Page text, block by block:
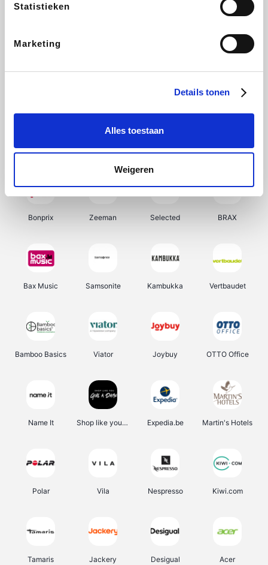
Statistieken
Marketing
Details tonen
Alles toestaan
Weigeren
Ekoi About You
My Jewellery Tennis Point Samsung Delonghi
Bonprix Zeeman Selected BRAX
Bax Music Samsonite Kambukka Vertbaudet
Bamboo Basics Viator Joybuy OTTO Office
Name It Shop like you Give A Damn Expedia.be Martin's Hotels
Polar Vila Nespresso Kiwi.com
Tamaris Jackery Desigual Acer